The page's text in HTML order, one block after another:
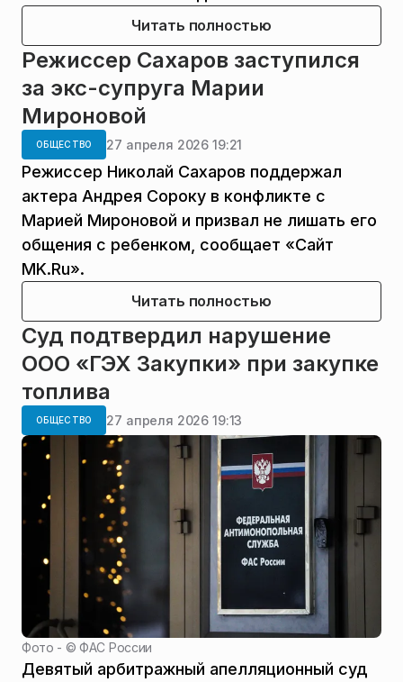
Читать полностью
Режиссер Сахаров заступился
за экс-супруга Марии
Мироновой
ОБЩЕСТВО 27 апреля 2026 19:21
Режиссер Николай Сахаров поддержал
актера Андрея Сороку в конфликте с
Марией Мироновой и призвал не лишать его
общения с ребенком, сообщает «Сайт
MK.Ru».
Читать полностью
Суд подтвердил нарушение
ООО «ГЭХ Закупки» при закупке
топлива
ОБЩЕСТВО 27 апреля 2026 19:13
Фото - ©ФАС России
Девятый арбитражный апелляционный суд